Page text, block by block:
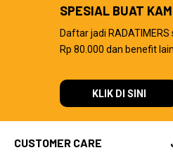
SPESIAL BUAT
Daftar jadi
Rp 80.000 dan benefit
KLIK DI SINI
CUSTOMER CARE